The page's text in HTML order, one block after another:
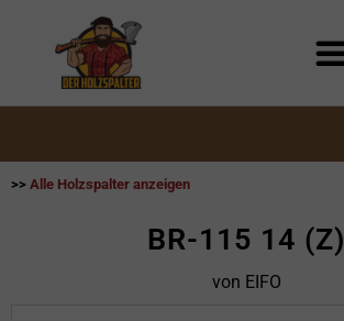
>> Alle Holzspalter anzeigen
BR-115 14 (Z)
von EIFO